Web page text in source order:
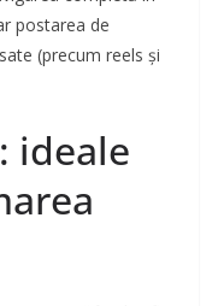
postarea de
(precum reels și
ideale